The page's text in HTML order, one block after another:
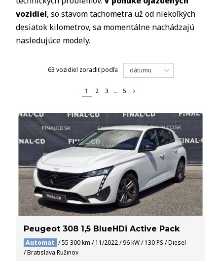
vozidiel, so stavom tachometra už od niekoľkých
desiatok kilometrov, sa momentálne nachádzajú
nasledujúce modely.
63 vozidiel zoradiť podľa dátumu
1 2 3 ... 6
Peugeot 308 1,5 BlueHDi Active Pack
Automat / 55 300 km / 11/2022 / 96 kW / 130 PS / Diesel
/ Bratislava Ružinov